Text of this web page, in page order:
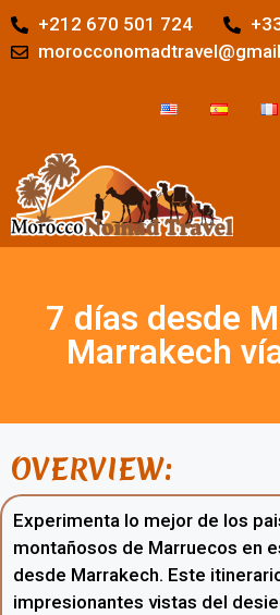
+212 670 501 724
7 días desde
Marrakech
OVERVIEW:
Experimenta lo mejor de los
montañosos de Marruecos en
desde Marrakech. Este
impresionantes vistas del